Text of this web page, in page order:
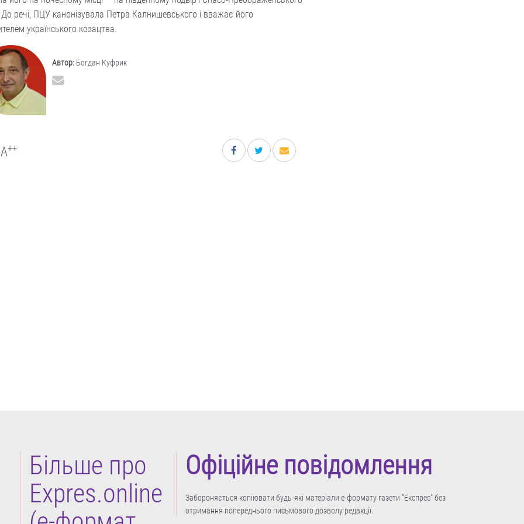
речі, ПЦУ канонізувала Петра Калнишевського і вважає його
українського козацтва.
Автор: Богдан Куфрик
A++
Більше про
Expres.online
Офіційне повідомлення
Забороняється копіювати будь-які матеріали е-формату газети "Експрес" без
отримання попереднього письмового дозволу редакції.